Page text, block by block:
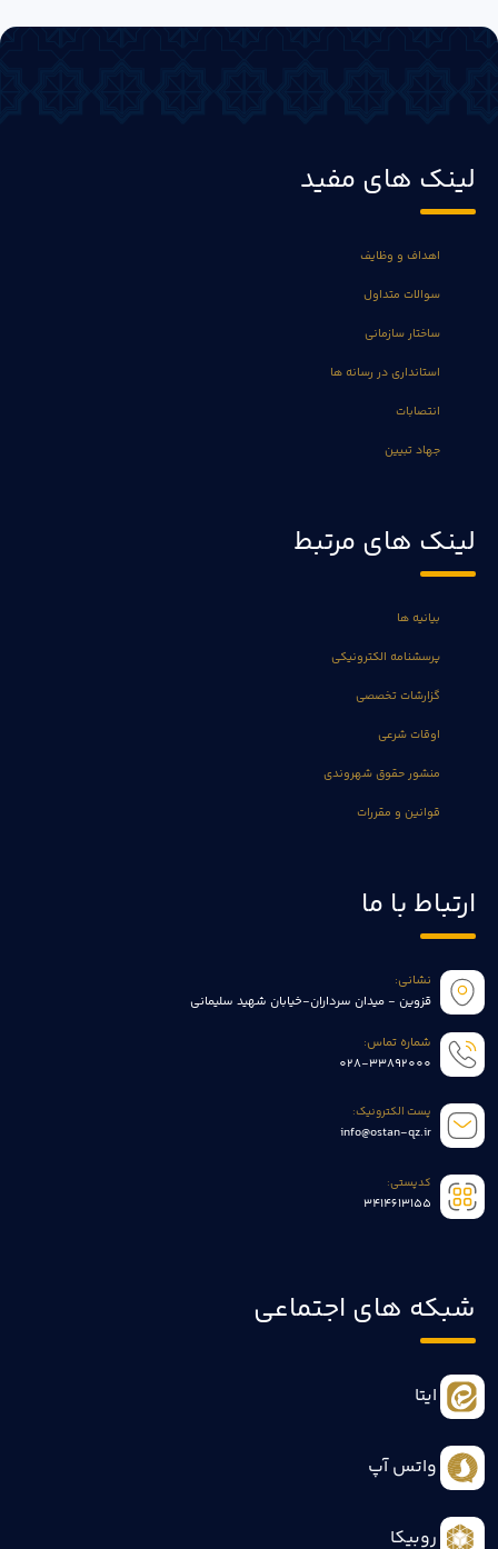
لینک های مفید
اهداف و وظایف
سوالات متداول
ساختار سازمانی
استانداری در رسانه ها
انتصابات
جهاد تبیین
لینک های مرتبط
بیانیه ها
پرسشنامه الکترونیکی
گزارشات تخصصی
اوقات شرعی
منشور حقوق شهروندی
قوانین و مقررات
ارتباط با ما
نشانی:
قزوین - میدان سرداران-خیابان شهید سلیمانی
شماره تماس:
028-33892000
پست الکترونیک:
info@ostan-qz.ir
کدپستی:
3414613155
شبکه های اجتماعی
ایتا
واتس آپ
روبیکا